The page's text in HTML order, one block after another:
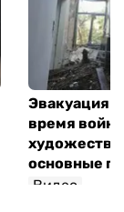
Эвакуация
время
основные
Видео